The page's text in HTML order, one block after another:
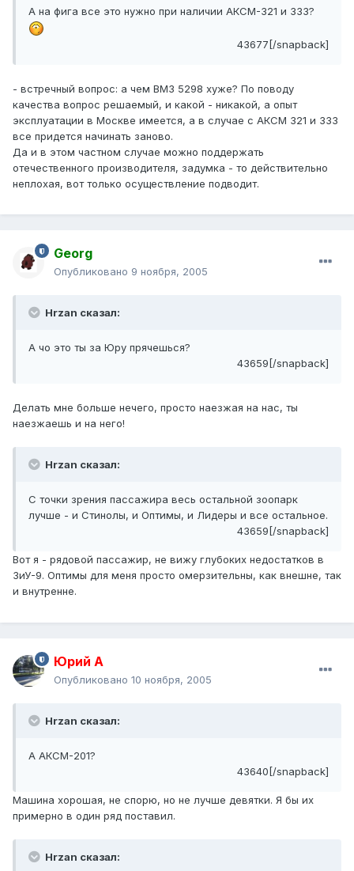
А на фига все это нужно при наличии АКСМ-321 и 333?
43677[/snapback]
- встречный вопрос: а чем ВМЗ 5298 хуже? По поводу
качества вопрос решаемый, и какой - никакой, а опыт
эксплуатации в Москве имеется, а в случае с АКСМ 321 и 333
все придется начинать заново.
Да и в этом частном случае можно поддержать
отечественного производителя, задумка - то действительно
неплохая, вот только осуществление подводит.
Georg
Опубликовано 9 ноября, 2005
Hrzan сказал:
А чо это ты за Юру прячешься?
43659[/snapback]
Делать мне больше нечего, просто наезжая на нас, ты
наезжаешь и на него!
Hrzan сказал:
С точки зрения пассажира весь остальной зоопарк
лучше - и Стинолы, и Оптимы, и Лидеры и все остальное.
43659[/snapback]
Вот я - рядовой пассажир, не вижу глубоких недостатков в
ЗиУ-9. Оптимы для меня просто омерзительны, как внешне, так
и внутренне.
Юрий А
Опубликовано 10 ноября, 2005
Hrzan сказал:
А АКСМ-201?
43640[/snapback]
Машина хорошая, не спорю, но не лучше девятки. Я бы их
примерно в один ряд поставил.
Hrzan сказал: